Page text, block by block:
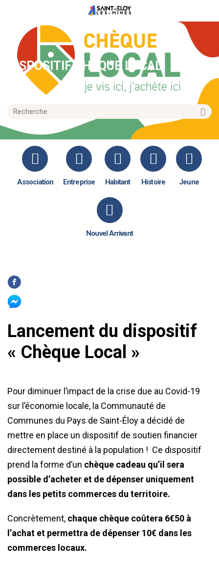
DISPOSITIF CHÈQUE LOCAL
Association Entreprise Habitant Histoire Jeune
Nouvel Arrivant
Lancement du dispositif
« Chèque Local »
Pour diminuer l’impact de la crise due au Covid-19
sur l’économie locale, la Communauté de
Communes du Pays de Saint-Éloy a décidé de
mettre en place un dispositif de soutien financier
directement destiné à la population ! Ce dispositif
prend la forme d’un chèque cadeau qu’il sera
possible d’acheter et de dépenser uniquement
dans les petits commerces du territoire.
Concrètement, chaque chèque coûtera 6€50 à
l’achat et permettra de dépenser 10€ dans les
commerces locaux.